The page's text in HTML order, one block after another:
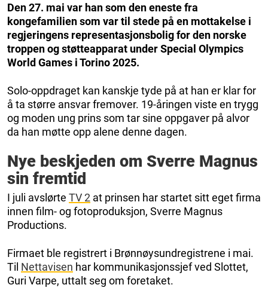
Den 27. mai var han som den eneste fra
kongefamilien som var til stede på en mottakelse i
regjeringens representasjonsbolig for den norske
troppen og støtteapparat under Special Olympics
World Games i Torino 2025.
Solo-oppdraget kan kanskje tyde på at han er klar for
å ta større ansvar fremover. 19-åringen viste en trygg
og moden ung prins som tar sine oppgaver på alvor
da han møtte opp alene denne dagen.
Nye beskjeden om Sverre Magnus
sin fremtid
I juli avslørte TV 2 at prinsen har startet sitt eget firma
innen film- og fotoproduksjon, Sverre Magnus
Productions.
Firmaet ble registrert i Brønnøysundregistrene i mai.
Til Nettavisen har kommunikasjonssjef ved Slottet,
Guri Varpe, uttalt seg om foretaket.